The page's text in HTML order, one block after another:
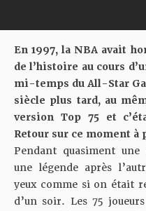
En 1997, la NBA avait
de l’histoire au cours
mi-temps du All-Star
siècle plus tard, au
version Top 75 et
Retour sur ce moment à
Pendant quasiment
une légende après
yeux comme si on était
d’un soir. Les 75